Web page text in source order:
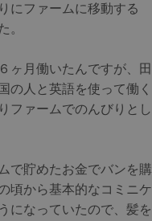
にファームに移動する
。
ヶ月働いたんですが、田
の人と英語を使って働く
ファームでのんびりとし
で貯めたお金でバンを購
頃から基本的なコミニケ
になっていたので、髪を